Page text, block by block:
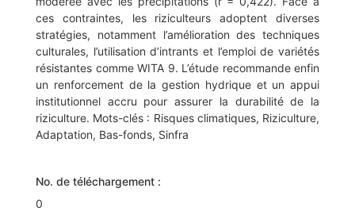
ces contraintes, les riziculteurs adoptent diverses
stratégies, notamment l’amélioration des techniques
culturales, l’utilisation d’intrants et l’emploi de variétés
résistantes comme WITA 9. L’étude recommande enfin
un renforcement de la gestion hydrique et un appui
institutionnel accru pour assurer la durabilité de la
riziculture. Mots-clés : Risques climatiques, Riziculture,
Adaptation, Bas-fonds, Sinfra
No. de téléchargement :
0